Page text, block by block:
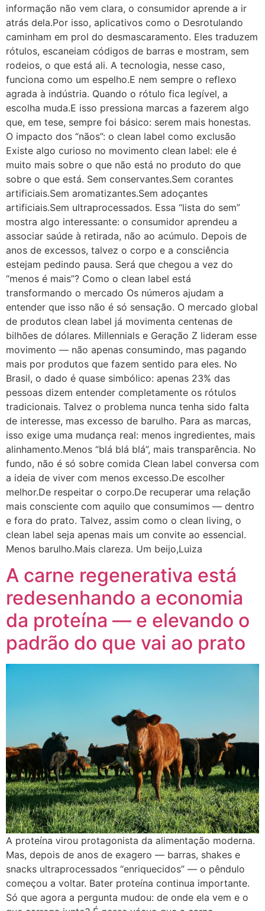
informação não vem clara, o consumidor aprende a ir
atrás dela.Por isso, aplicativos como o Desrotulando
caminham em prol do desmascaramento. Eles traduzem
rótulos, escaneiam códigos de barras e mostram, sem
rodeios, o que está ali. A tecnologia, nesse caso,
funciona como um espelho.E nem sempre o reflexo
agrada à indústria. Quando o rótulo fica legível, a
escolha muda.E isso pressiona marcas a fazerem algo
que, em tese, sempre foi básico: serem mais honestas.
O impacto dos “nãos”: o clean label como exclusão
Existe algo curioso no movimento clean label: ele é
muito mais sobre o que não está no produto do que
sobre o que está. Sem conservantes.Sem corantes
artificiais.Sem aromatizantes.Sem adoçantes
artificiais.Sem ultraprocessados. Essa “lista do sem”
mostra algo interessante: o consumidor aprendeu a
associar saúde à retirada, não ao acúmulo. Depois de
anos de excessos, talvez o corpo e a consciência
estejam pedindo pausa. Será que chegou a vez do
“menos é mais”? Como o clean label está
transformando o mercado Os números ajudam a
entender que isso não é só sensação. O mercado global
de produtos clean label já movimenta centenas de
bilhões de dólares. Millennials e Geração Z lideram esse
movimento — não apenas consumindo, mas pagando
mais por produtos que fazem sentido para eles. No
Brasil, o dado é quase simbólico: apenas 23% das
pessoas dizem entender completamente os rótulos
tradicionais. Talvez o problema nunca tenha sido falta
de interesse, mas excesso de barulho. Para as marcas,
isso exige uma mudança real: menos ingredientes, mais
alinhamento.Menos “blá blá blá”, mais transparência. No
fundo, não é só sobre comida Clean label conversa com
a ideia de viver com menos excesso.De escolher
melhor.De respeitar o corpo.De recuperar uma relação
mais consciente com aquilo que consumimos — dentro
e fora do prato. Talvez, assim como o clean living, o
clean label seja apenas mais um convite ao essencial.
Menos barulho.Mais clareza. Um beijo,Luiza
A carne regenerativa está
redesenhando a economia
da proteína — e elevando o
padrão do que vai ao prato
A proteína virou protagonista da alimentação moderna.
Mas, depois de anos de exagero — barras, shakes e
snacks ultraprocessados “enriquecidos” — o pêndulo
começou a voltar. Bater proteína continua importante.
Só que agora a pergunta mudou: de onde ela vem e o